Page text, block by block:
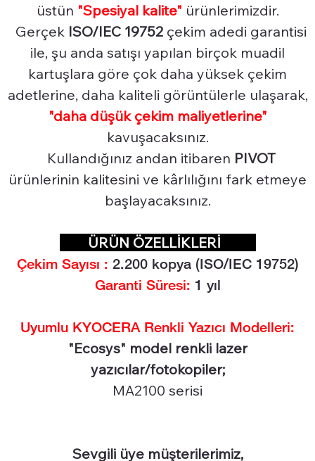
üstün "Spesiyal kalite" ürünlerimizdir.
Gerçek ISO/IEC 19752 çekim adedi garantisi
ile, şu anda satışı yapılan birçok muadil
kartuşlara göre çok daha yüksek çekim
adetlerine, daha kaliteli görüntülerle ulaşarak,
"daha düşük çekim maliyetlerine"
kavuşacaksınız.
Kullandığınız andan itibaren PIVOT
ürünlerinin kalitesini ve kârlılığını fark etmeye
başlayacaksınız.
ÜRÜN ÖZELLİKLERİ
Çekim Sayısı : 2.200 kopya (ISO/IEC 19752)
Garanti Süresi: 1 yıl
Uyumlu KYOCERA Renkli Yazıcı Modelleri:
"Ecosys" model renkli lazer
yazıcılar/fotokopiler;
MA2100 serisi
Sevgili üye müşterilerimiz,